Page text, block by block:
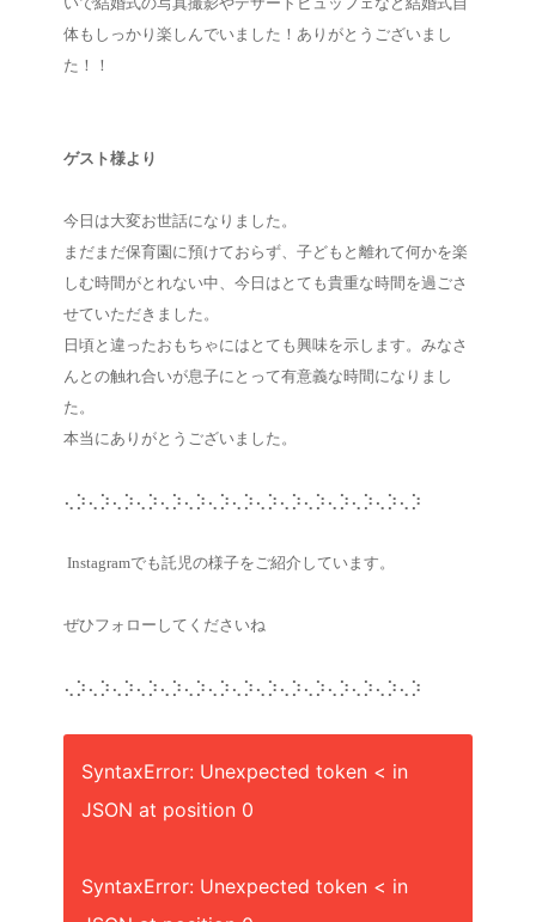
体もしっかり楽しんでいました！ありがとうございまし
た！！
ゲスト様より
今日は大変お世話になりました。
まだまだ保育園に預けておらず、子どもと離れて何かを楽
しむ時間がとれない中、今日はとても貴重な時間を過ごさ
せていただきました。
日頃と違ったおもちゃにはとても興味を示します。みなさ
んとの触れ合いが息子にとって有意義な時間になりまし
た。
本当にありがとうございました。
⢄⡱⢄⡱⢄⡱⢄⡱⢄⡱⢄⡱⢄⡱⢄⡱⢄⡱⢄⡱⢄⡱⢄⡱⢄⡱⢄⡱⢄⡱
Instagramでも託児の様子をご紹介しています。
ぜひフォローしてくださいね
⢄⡱⢄⡱⢄⡱⢄⡱⢄⡱⢄⡱⢄⡱⢄⡱⢄⡱⢄⡱⢄⡱⢄⡱⢄⡱⢄⡱⢄⡱ ⠀
SyntaxError: Unexpected token < in
JSON at position 0
SyntaxError: Unexpected token < in